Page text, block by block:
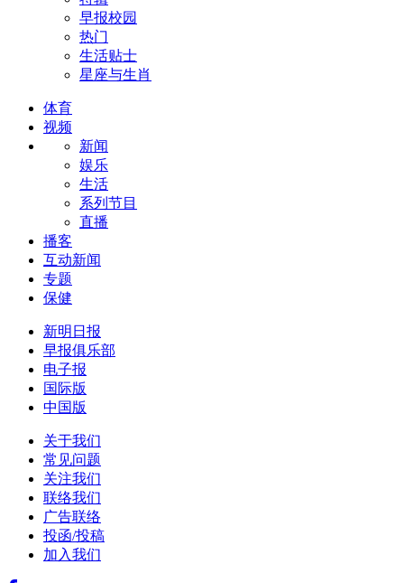
早报校园
热门
生活贴士
星座与生肖
体育
视频
新闻
娱乐
生活
系列节目
直播
播客
互动新闻
专题
保健
新明日报
早报俱乐部
电子报
国际版
中国版
关于我们
常见问题
关注我们
联络我们
广告联络
投函/投稿
加入我们